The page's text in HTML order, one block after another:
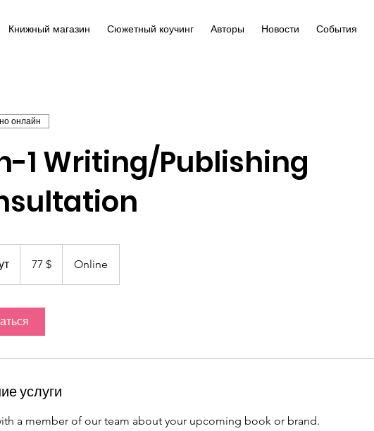
Книжный магазин Сюжетный коучинг Авторы Новости События
онлайн
1 Writing/Publishing
0
США77 $ Online
услуги
a member of our team about your upcoming book or brand.